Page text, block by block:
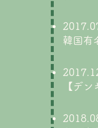
韓国有
【デ